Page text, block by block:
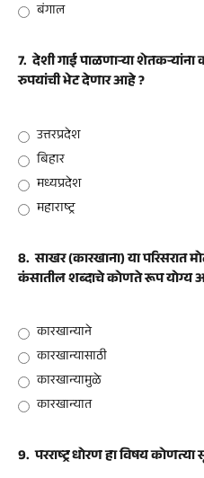
बंगाल
7. देशी गाई पाळणाऱ्या
रुपयांची भेट देणार आहे ?
उत्तरप्रदेश
बिहार
मध्यप्रदेश
महाराष्ट्र
8. साखर (कारखाना) या परिसरात
कंसातील शब्दाचे कोणते रूप योग्य
कारखान्याने
कारखान्यासाठी
कारखान्यामुळे
कारखान्यात
9. परराष्ट्र धोरण हा विषय